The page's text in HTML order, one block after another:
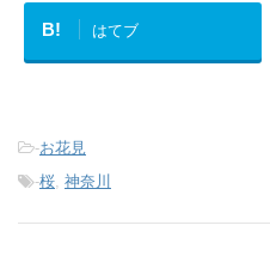
B! はてブ
-お花見
-桜 神奈川